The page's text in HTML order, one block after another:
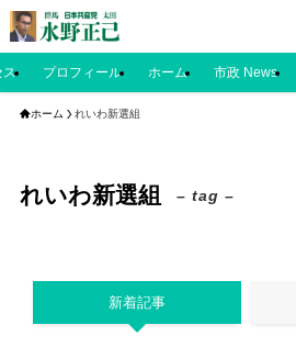
ス プロフィール ホーム 市政 News
ホーム れいわ新選組
れいわ新選組 – tag –
新着記事